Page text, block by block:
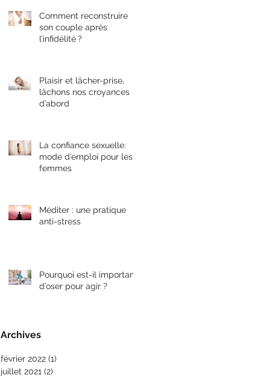
Comment reconstruire
son couple après
l’infidélité ?
Plaisir et lâcher-prise,
lâchons nos croyances
d’abord
La confiance sexuelle:
mode d’emploi pour les
femmes
Méditer : une pratique
anti-stress
Pourquoi est-il important
d’oser pour agir ?
Archives
février 2022 (1)
juillet 2021 (2)